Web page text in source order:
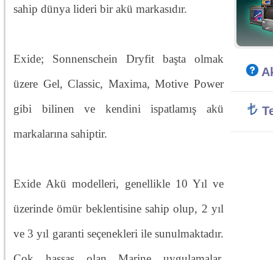
sahip dünya lideri bir akü markasıdır.
Exide; Sonnenschein Dryfit başta olmak
üzere Gel, Classic, Maxima, Motive Power
gibi bilinen ve kendini ispatlamış akü
markalarına sahiptir.
Exide Akü modelleri, genellikle 10 Yıl ve
üzerinde ömür beklentisine sahip olup, 2 yıl
ve 3 yıl garanti seçenekleri ile sunulmaktadır.